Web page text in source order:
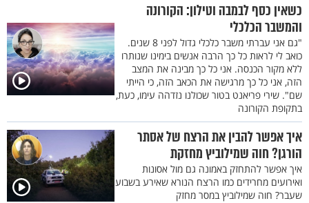
כשאין כסף לבמבה וטילון: הקורונה
והמשבר הכלכלי
"גם אני עברתי משבר כלכלי גדול לפני 8 שנים.
כואב לי לראות כל כך הרבה אנשים בימינו שנותרו
ללא מקור הכנסה. אני כל כך מבינה את המצב
הזה, אני כל כך מרגישה את הכאב הזה, כי הייתי
שם". שירי פריאנט בטור שכולנו נזדהה עימו, כעת,
בתקופת הקורונה
איך אפשר להבין את הרצח של אסתר
הורגן? חוה שמילוביץ מחזקת
איך אפשר להתחזק באמונה גם מול אסונות
ואירועים מחרידים כמו הרצח הנורא שאירע בשבוע
שעבר? חוה שמילוביץ במסר מחזק